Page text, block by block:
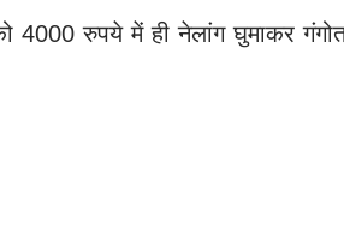
रुपये में ही नेलांग घुमाकर